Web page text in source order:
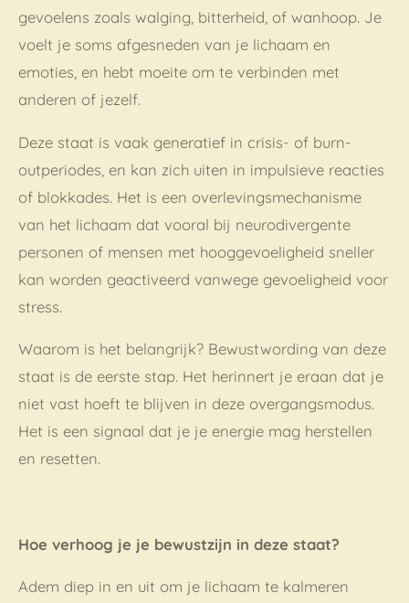
gevoelens zoals walging, bitterheid, of wanhoop. Je
voelt je soms afgesneden van je lichaam en
emoties, en hebt moeite om te verbinden met
anderen of jezelf.
Deze staat is vaak generatief in crisis- of burn-
outperiodes, en kan zich uiten in impulsieve reacties
of blokkades. Het is een overlevingsmechanisme
van het lichaam dat vooral bij neurodivergente
personen of mensen met hooggevoeligheid sneller
kan worden geactiveerd vanwege gevoeligheid voor
stress.
Waarom is het belangrijk? Bewustwording van deze
staat is de eerste stap. Het herinnert je eraan dat je
niet vast hoeft te blijven in deze overgangsmodus.
Het is een signaal dat je je energie mag herstellen
en resetten.
Hoe verhoog je je bewustzijn in deze staat?
Adem diep in en uit om je lichaam te kalmeren